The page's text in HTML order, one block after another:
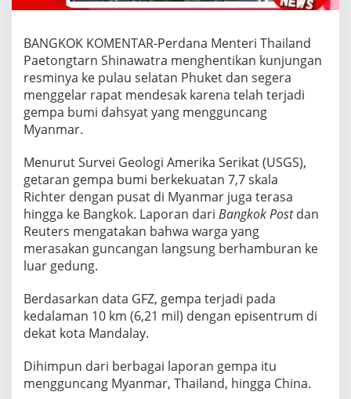
BANGKOK KOMENTAR-Perdana Menteri Thailand
Paetongtarn Shinawatra menghentikan kunjungan
resminya ke pulau selatan Phuket dan segera
menggelar rapat mendesak karena telah terjadi
gempa bumi dahsyat yang mengguncang
Myanmar.
Menurut Survei Geologi Amerika Serikat (USGS),
getaran gempa bumi berkekuatan 7,7 skala
Richter dengan pusat di Myanmar juga terasa
hingga ke Bangkok. Laporan dari Bangkok Postdan
Reuters mengatakan bahwa warga yang
merasakan guncangan langsung berhamburan ke
luar gedung.
Berdasarkan data GFZ, gempa terjadi pada
kedalaman 10 km (6,21 mil) dengan episentrum di
dekat kota Mandalay.
Dihimpun dari berbagai laporan gempa itu
mengguncang Myanmar, Thailand, hingga China.